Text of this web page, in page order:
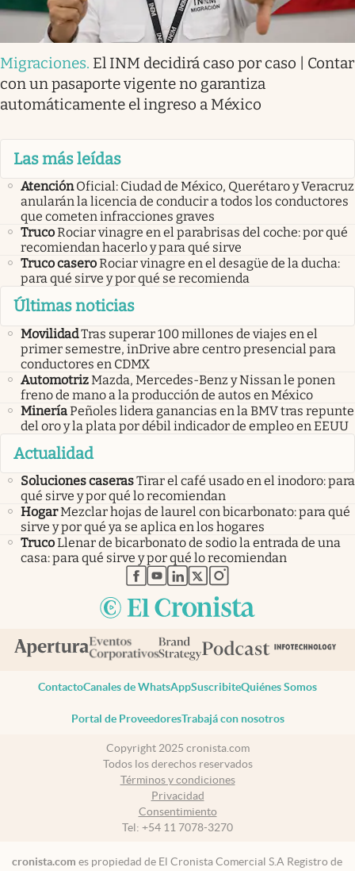
Migraciones. El INM decidirá caso por caso | Contar
con un pasaporte vigente no garantiza
automáticamente el ingreso a México
Las más leídas
Atención Oficial: Ciudad de México, Querétaro y Veracruz
anularán la licencia de conducir a todos los conductores
que cometen infracciones graves
TrucoRociar vinagre en el parabrisas del coche: por qué
recomiendan hacerlo y para qué sirve
Truco caseroRociar vinagre en el desagüe de la ducha:
para qué sirve y por qué se recomienda
Últimas noticias
MovilidadTras superar 100 millones de viajes en el
primer semestre, inDrive abre centro presencial para
conductores en CDMX
AutomotrizMazda, Mercedes-Benz y Nissan le ponen
freno de mano a la producción de autos en México
MineríaPeñoles lidera ganancias en la BMV tras repunte
del oro y la plata por débil indicador de empleo en EEUU
Actualidad
Soluciones caserasTirar el café usado en el inodoro: para
qué sirve y por qué lo recomiendan
HogarMezclar hojas de laurel con bicarbonato: para qué
sirve y por qué ya se aplica en los hogares
TrucoLlenar de bicarbonato de sodio la entrada de una
casa: para qué sirve y por qué lo recomiendan
abre en nueva pestaña
abre en nueva pestaña
abre en nueva pestaña
abre en nueva pestaña
abre en nueva pestaña
ContactoCanales de WhatsAppSuscribiteQuiénes Somos
Portal de ProveedoresTrabajá con nosotros
Copyright 2025 cronista.com
Todos los derechos reservados
Términos y condiciones
Privacidad
Consentimiento
Tel: +54 11 7078-3270
cronista.com es propiedad de El Cronista Comercial S.A Registro de